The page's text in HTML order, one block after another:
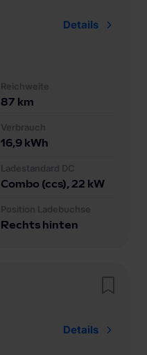
Details
Reichweite
87 km
Verbrauch
16,9 kWh
Ladestandard DC
Combo (ccs), 22 kW
Position Ladebuchse
Rechts hinten
Details